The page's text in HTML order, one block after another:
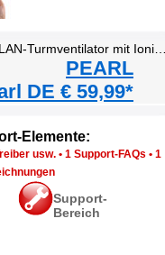
Turmventilator mit Ionisator
PEARL
DE € 59,99*
Elemente:
usw. • 1 Support-FAQs • 1
Support-
Bereich